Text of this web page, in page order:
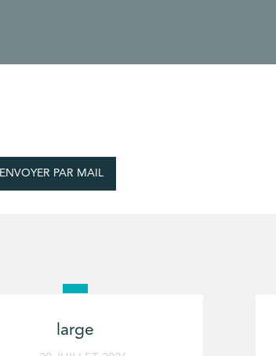
ENVOYER PAR MAIL
large